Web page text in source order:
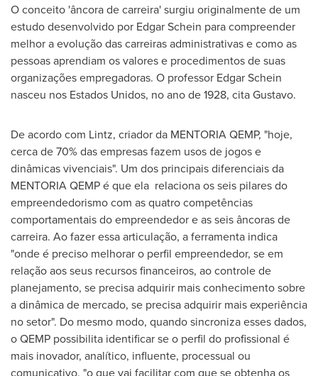
O conceito 'âncora de carreira' surgiu originalmente de um
estudo desenvolvido por Edgar Schein para compreender
melhor a evolução das carreiras administrativas e como as
pessoas aprendiam os valores e procedimentos de suas
organizações empregadoras. O professor Edgar Schein
nasceu nos Estados Unidos, no ano de 1928, cita Gustavo.
De acordo com Lintz, criador da MENTORIA QEMP, "hoje,
cerca de 70% das empresas fazem usos de jogos e
dinâmicas vivenciais". Um dos principais diferenciais da
MENTORIA QEMP é que ela relaciona os seis pilares do
empreendedorismo com as quatro competências
comportamentais do empreendedor e as seis âncoras de
carreira. Ao fazer essa articulação, a ferramenta indica
"onde é preciso melhorar o perfil empreendedor, se em
relação aos seus recursos financeiros, ao controle de
planejamento, se precisa adquirir mais conhecimento sobre
a dinâmica de mercado, se precisa adquirir mais experiência
no setor". Do mesmo modo, quando sincroniza esses dados,
o QEMP possibilita identificar se o perfil do profissional é
mais inovador, analítico, influente, processual ou
comunicativo, "o que vai facilitar com que se obtenha os